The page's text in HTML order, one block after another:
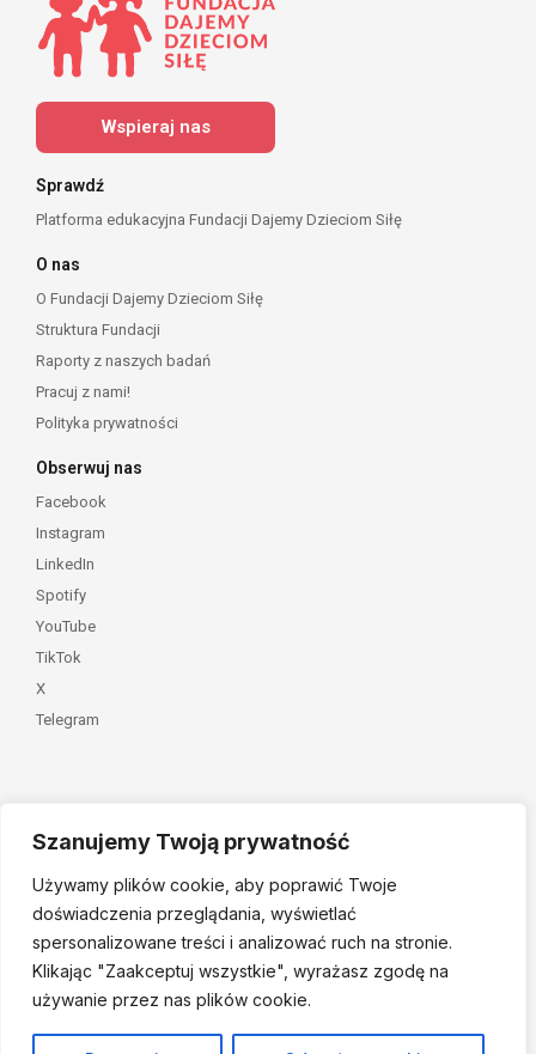
Szanujemy Twoją prywatność
Używamy plików cookie, aby poprawić Twoje
doświadczenia przeglądania, wyświetlać
spersonalizowane treści i analizować ruch na stronie.
Klikając "Zaakceptuj wszystkie", wyrażasz zgodę na
używanie przez nas plików cookie.
Wspieraj nas
Sprawdź
Platforma edukacyjna Fundacji Dajemy Dzieciom Siłę
O nas
O Fundacji Dajemy Dzieciom Siłę
Struktura Fundacji
Raporty z naszych badań
Pracuj z nami!
Polityka prywatności
Obserwuj nas
Facebook
Instagram
LinkedIn
Spotify
YouTube
TikTok
X
Telegram
Należymy do
© 2026 Fundacja Dajemy Dzieciom Siłę • Projekt:nordmind.pl